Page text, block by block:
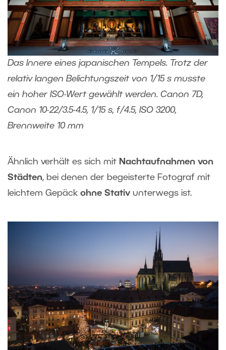
Das Innere eines japanischen Tempels. Trotz der
relativ langen Belichtungszeit von 1/15 s musste
ein hoher ISO-Wert gewählt werden. Canon 7D,
Canon 10-22/3.5-4.5, 1/15 s, f/4.5, ISO 3200,
Brennweite 10 mm
Ähnlich verhält es sich mit Nachtaufnahmen von
Städten, bei denen der begeisterte Fotograf mit
leichtem Gepäck ohne Stativ unterwegs ist.